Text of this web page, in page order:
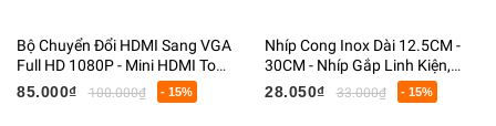
Bộ Chuyển Đổi HDMI Sang VGA
Full HD 1080P - Mini HDMI To
VGA Có Cổng Audio 3.5MM
85.000₫ 100.000₫ - 15%
Nhíp Cong Inox Dài 12.5CM -
30CM - Nhíp Gắp Linh Kiện,
Thủy Sinh, Điện Tử Chuyên
28.050₫ 33.000₫ - 15%